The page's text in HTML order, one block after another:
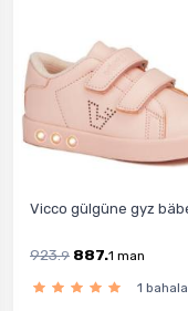
Vicco gülgüne gyz
923.9 887.1 man
1